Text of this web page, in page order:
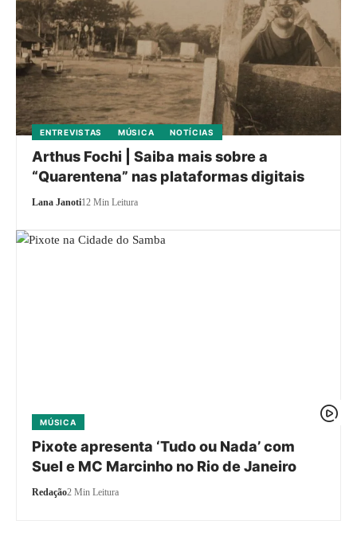
ENTREVISTAS MÚSICA NOTÍCIAS
Arthus Fochi | Saiba mais sobre a
“Quarentena” nas plataformas digitais
Lana Janoti12 Min Leitura
MÚSICA
Pixote apresenta ‘Tudo ou Nada’ com
Suel e MC Marcinho no Rio de Janeiro
Redação2 Min Leitura